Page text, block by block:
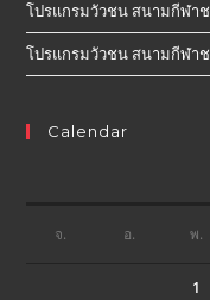
โปรแกรมวัวชน สนามกีฬา
โปรแกรมวัวชน สนามกีฬา
Calendar
จ. อ. พ.
1